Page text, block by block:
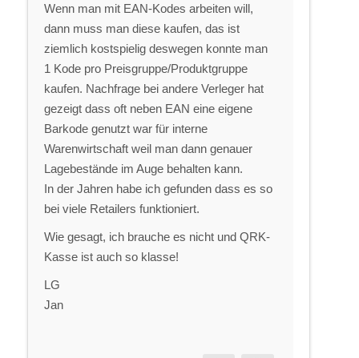
Wenn man mit EAN-Kodes arbeiten will,
dann muss man diese kaufen, das ist
ziemlich kostspielig deswegen konnte man
1 Kode pro Preisgruppe/Produktgruppe
kaufen. Nachfrage bei andere Verleger hat
gezeigt dass oft neben EAN eine eigene
Barkode genutzt war für interne
Warenwirtschaft weil man dann genauer
Lagebestände im Auge behalten kann.
In der Jahren habe ich gefunden dass es so
bei viele Retailers funktioniert.
Wie gesagt, ich brauche es nicht und QRK-
Kasse ist auch so klasse!
LG
Jan